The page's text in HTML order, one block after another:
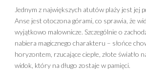
Jednym z największych atutów plaży jest jej
Anse jest otoczona górami, co sprawia, że
wyjątkowo malownicze. Szczególnie o
nabiera magicznego charakteru – słońce
horyzontem, rzucające ciepłe, złote światło
widok, który na długo zostaje w pamięci.